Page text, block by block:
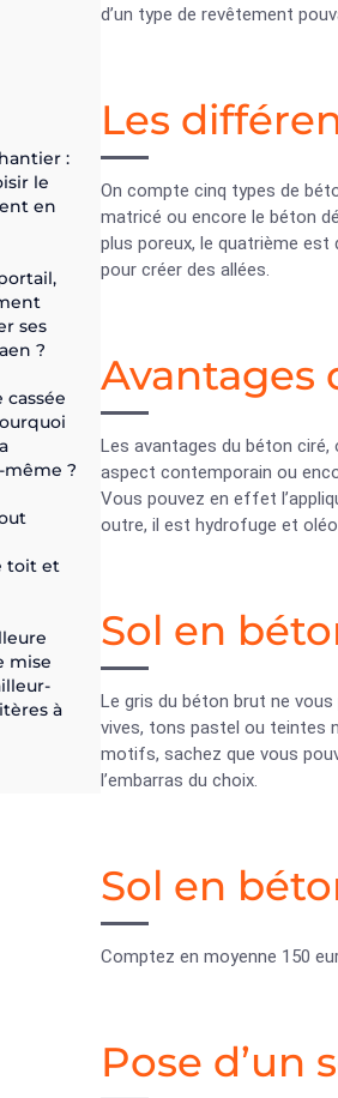
:
le
en
ses
?
même ?
toit et
mise
à
d’un type de revêtement
Les
On compte cinq types de
matricé ou encore le béton
plus poreux, le quatrième
pour créer des allées.
Avantages
Les avantages du béton
aspect contemporain ou
Vous pouvez en effet
outre, il est hydrofuge et
Sol en
Le gris du béton brut ne
vives, tons pastel ou teintes
motifs, sachez que vous
l’embarras du choix.
Sol en
Comptez en moyenne 150
Pose d’un